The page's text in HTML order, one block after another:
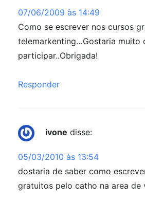
07/06/2009 às 14:49
Como se escrever nos cursos
telemarkenting…Gostaria muito
participar..Obrigada!
Responder
ivone disse:
05/03/2010 às 13:54
dostaria de saber como
gratuitos pelo catho na area de